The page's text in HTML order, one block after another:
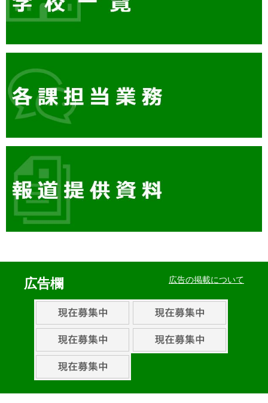
広告欄 広告の掲載について